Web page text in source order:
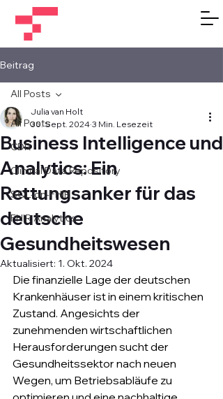
Beitrag
All Posts
CDR
Clinical Data Repository
SQL-on-FHIR
FHIR Analytics
All Posts
Business Intelligence und
Analytics: Ein
Rettungsanker für das
deutsche
Gesundheitswesen
Julia van Holt
30. Sept. 2024 3 Min. Lesezeit
Aktualisiert: 1. Okt. 2024
Die finanzielle Lage der deutschen
Krankenhäuser ist in einem kritischen
Zustand. Angesichts der
zunehmenden wirtschaftlichen
Herausforderungen sucht der
Gesundheitssektor nach neuen
Wegen, um Betriebsabläufe zu